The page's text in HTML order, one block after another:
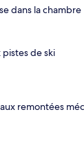
dans la chambre
de ski
remontées